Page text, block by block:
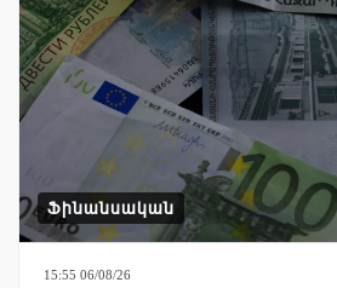
Ֆինանսական
15:55 06/08/26